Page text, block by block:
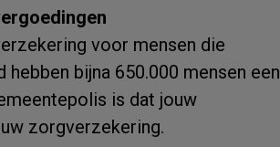
voor mensen die
bijna 650.000 mensen een
is dat jouw
zorgverzekering.